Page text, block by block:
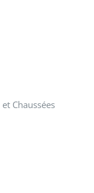
Chaussées